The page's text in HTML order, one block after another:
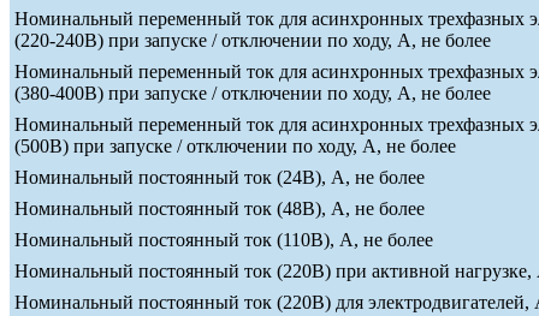
Номинальный переменный ток для асинхронных трехфазных
(220-240В) при запуске / отключении по ходу, А, не более
Номинальный переменный ток для асинхронных трехфазных
(380-400В) при запуске / отключении по ходу, А, не более
Номинальный переменный ток для асинхронных трехфазных
(500В) при запуске / отключении по ходу, А, не более
Номинальный постоянный ток (24В), А, не более
Номинальный постоянный ток (48В), А, не более
Номинальный постоянный ток (110В), А, не более
Номинальный постоянный ток (220В) при активной нагрузке,
Номинальный постоянный ток (220В) для электродвигателей,